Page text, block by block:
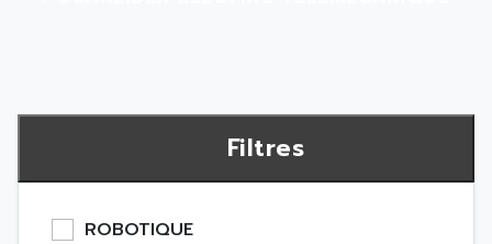
Filtres
ROBOTIQUE